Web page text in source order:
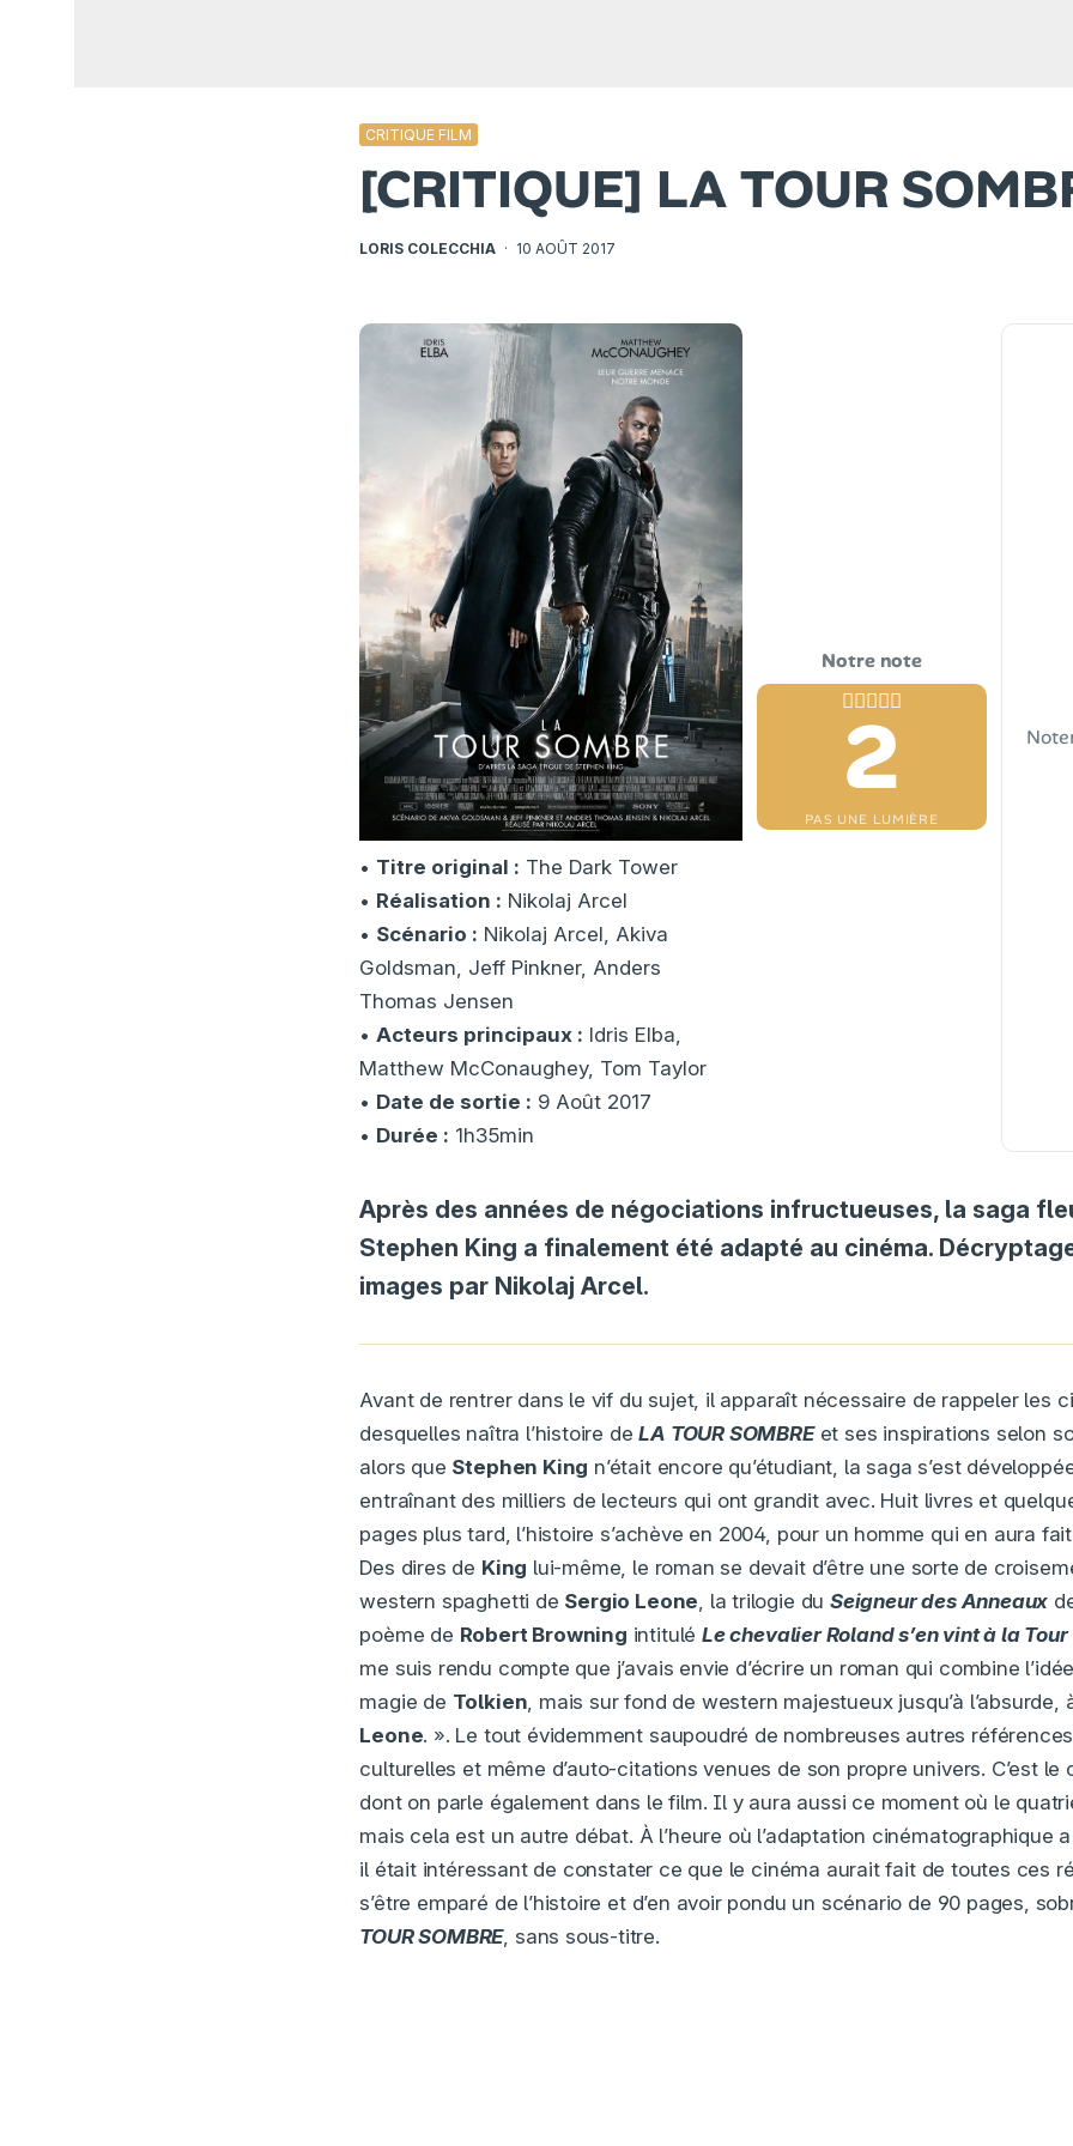
CRITIQUE FILM
[CRITIQUE] LA TOUR
LORIS COLECCHIA · 10 AOÛT 2017
Après des années de négociations infructueuses, la saga
Stephen King a finalement été adapté au cinéma.
images par Nikolaj Arcel.
Avant de rentrer dans le vif du sujet, il apparaît nécessaire de rappeler les
desquelles naîtra l’histoire deLA TOUR SOMBREet ses inspirations selon
alors que Stephen King n’était encore qu’étudiant, la saga s’est
entraînant des milliers de lecteurs qui ont grandit avec. Huit livres et
pages plus tard, l’histoire s’achève en 2004, pour un homme qui en aura
Des dires de King lui-même, le roman se devait d’être une sorte de
western spaghetti de Sergio Leone, la trilogie du Seigneur des Anneaux
poème de Robert Browning intitulé Le chevalier Roland s’en vint à la
me suis rendu compte que j’avais envie d’écrire un roman qui combine
magie de Tolkien, mais sur fond de western majestueux jusqu’à l’absurde,
Leone. ». Le tout évidemment saupoudré de nombreuses autres
culturelles et même d’auto-citations venues de son propre univers. C’est le
dont on parle également dans le film. Il y aura aussi ce moment où le
mais cela est un autre débat. À l’heure où l’adaptation cinématographique
il était intéressant de constater ce que le cinéma aurait fait de toutes ces
s’être emparé de l’histoire et d’en avoir pondu un scénario de 90 pages,
TOUR SOMBRE, sans sous-titre.
• Titre original : The Dark Tower
• Réalisation : Nikolaj Arcel
• Scénario : Nikolaj Arcel, Akiva
Goldsman, Jeff Pinkner, Anders
Thomas Jensen
•Acteurs principaux : Idris Elba,
Matthew McConaughey, Tom Taylor
• Date de sortie : 9 Août 2017
• Durée : 1h35min
2
PAS UNE LUMIÈRE